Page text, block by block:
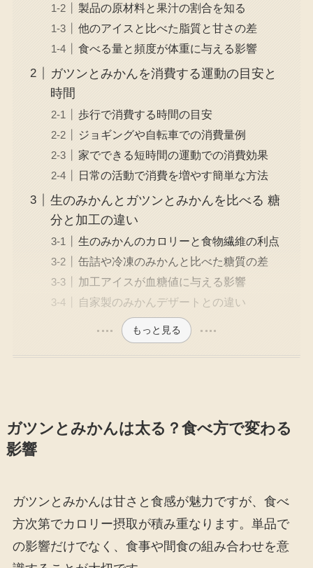
製品の原材料と果汁の割合を知る
他のアイスと比べた脂質と甘さの差
食べる量と頻度が体重に与える影響
ガツンとみかんを消費する運動の目安と
時間
歩行で消費する時間の目安
ジョギングや自転車での消費量例
家でできる短時間の運動での消費効果
日常の活動で消費を増やす簡単な方法
生のみかんとガツンとみかんを比べる 糖
分と加工の違い
生のみかんのカロリーと食物繊維の利点
缶詰や冷凍のみかんと比べた糖質の差
加工アイスが血糖値に与える影響
自家製のみかんデザートとの違い
もっと見る
ガツンとみかんは太る？食べ方で変わる
影響
ガツンとみかんは甘さと食感が魅力ですが、食べ
方次第でカロリー摂取が積み重なります。単品で
の影響だけでなく、食事や間食の組み合わせを意